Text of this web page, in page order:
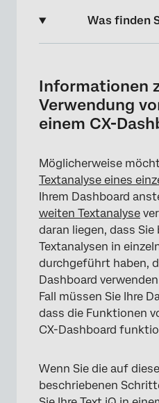
Was finden
Erforderliche Felder
Hinzufügen von
Informationen
Verwendung
einem CX-
Möglicherweise
Textanalyse eines
Ihrem Dashboard
weiten Textanalyse
daran liegen, dass
Textanalysen in
durchgeführt haben,
Dashboard
Fall müssen Sie Ihre
dass die Funktionen
CX-Dashboard
Wenn Sie die auf
beschriebenen